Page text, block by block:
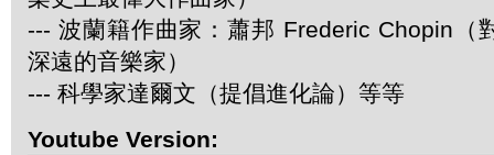
--- 波蘭籍作曲家：蕭邦 Frederic Chopin（
深遠的音樂家）
--- 科學家達爾文（提倡進化論）等等
Youtube Version: